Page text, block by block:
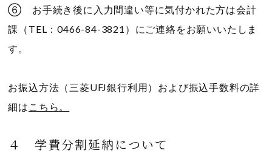
⑥ お手続き後に入力間違い等に気付かれた方は会計
課（TEL：0466-84-3821）にご連絡をお願いいたしま
す。
お振込方法（三菱UFJ銀行利用）および振込手数料の詳
細は こちら。
４ 学費分割延納について